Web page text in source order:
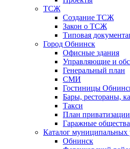
ТСЖ
Создание ТСЖ
Закон о ТСЖ
Типовая
Город Обнинск
Офисные здания
Управляющие и
Генеральный план
СМИ
Гостиницы
Бары, рестораны,
Такси
План приватизации
Гаражные общества
Каталог муниципальных
Обнинск